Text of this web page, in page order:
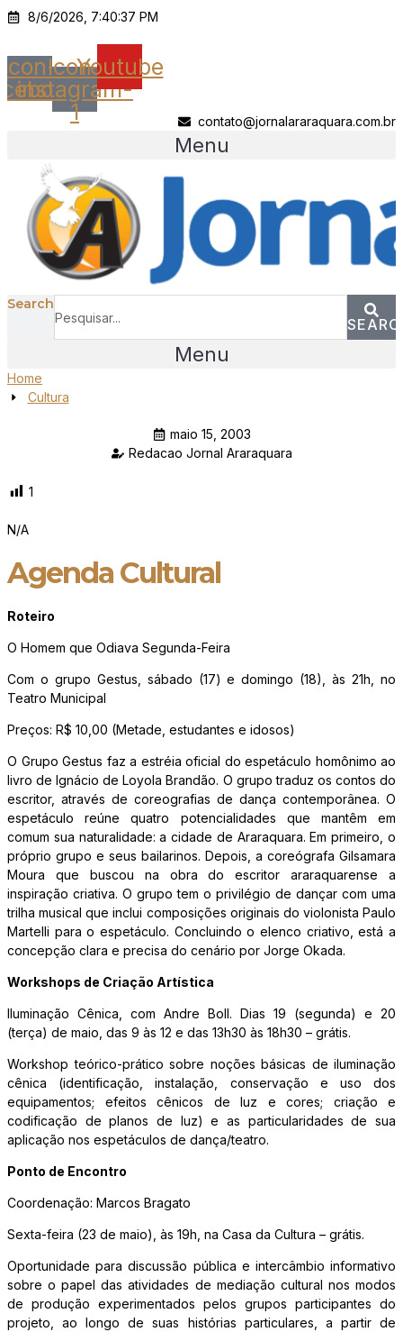
Ir
o
conteúdo
8/6/2026, 7:40:37 PM
Icon-Icon-
instagram-
1
Youtube
contato@jornalararaquara.com.br
Menu
Search
Menu
Home
Cultura
maio 15, 2003
Redacao Jornal Araraquara
1
N/A
Agenda Cultural
Roteiro
O Homem que Odiava Segunda-Feira
Com o grupo Gestus, sábado (17) e domingo (18), às 21h, no
Teatro Municipal
Preços: R$ 10,00 (Metade, estudantes e idosos)
O Grupo Gestus faz a estréia oficial do espetáculo homônimo ao
livro de Ignácio de Loyola Brandão. O grupo traduz os contos do
escritor, através de coreografias de dança contemporânea. O
espetáculo reúne quatro potencialidades que mantêm em
comum sua naturalidade: a cidade de Araraquara. Em primeiro, o
próprio grupo e seus bailarinos. Depois, a coreógrafa Gilsamara
Moura que buscou na obra do escritor araraquarense a
inspiração criativa. O grupo tem o privilégio de dançar com uma
trilha musical que inclui composições originais do violonista Paulo
Martelli para o espetáculo. Concluindo o elenco criativo, está a
concepção clara e precisa do cenário por Jorge Okada.
Workshops de Criação Artística
Iluminação Cênica, com Andre Boll. Dias 19 (segunda) e 20
(terça) de maio, das 9 às 12 e das 13h30 às 18h30 – grátis.
Workshop teórico-prático sobre noções básicas de iluminação
cênica (identificação, instalação, conservação e uso dos
equipamentos; efeitos cênicos de luz e cores; criação e
codificação de planos de luz) e as particularidades de sua
aplicação nos espetáculos de dança/teatro.
Ponto de Encontro
Coordenação: Marcos Bragato
Sexta-feira (23 de maio), às 19h, na Casa da Cultura – grátis.
Oportunidade para discussão pública e intercâmbio informativo
sobre o papel das atividades de mediação cultural nos modos
de produção experimentados pelos grupos participantes do
projeto, ao longo de suas histórias particulares, a partir de